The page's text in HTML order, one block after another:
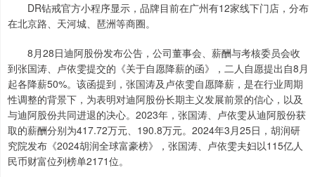
DR钻戒官方小程序显示，品牌目前在广州有12家线下门店，分布
在北京路、天河城、琶洲等商圈。
8月28日迪阿股份发布公告，公司董事会、薪酬与考核委员会收
到张国涛、卢依雯提交的《关于自愿降薪的函》，二人自愿提出自8月
起各降薪50%。该函提到，张国涛及卢依雯自愿降薪，是在行业周期
性调整的背景下，为表明对迪阿股份长期主义发展前景的信心，以及
与迪阿股份共同进退的决心。2023年，张国涛、卢依雯从迪阿股份获
取的薪酬分别为417.72万元、190.8万元。2024年3月25日，胡润研
究院发布《2024胡润全球富豪榜》，张国涛、卢依雯夫妇以115亿人
民币财富位列榜单2171位。